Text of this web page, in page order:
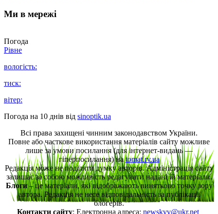
Ми в мережі
Погода
Рівне
вологість:
тиск:
вітер:
Погода на 10 днів від sinoptik.ua
Всі права захищені чинним законодавством України.
Повне або часткове використання матеріалів сайту можливе
лише за умови посилання (для інтернет-видань —
гіперпосилання) наtomat.rv.ua
Редакція може не поділяти думку авторів. Адміністрація сайту
залишає за собою можливість редагувати надані їй матеріали.
Блоги– це матеріали, які відображають винятково точку зору
автора. Редакція не несе відповідальність за публікації
блогерів.
Контакти сайту: Електронна адреса: newskvv@ukr.net